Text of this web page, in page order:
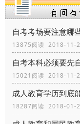
自考考场要注意哪
13875阅读 2018-11-
自考本科必须要先
15021阅读 2018-11-
成人教育学历到底
18287阅读 2018-01-